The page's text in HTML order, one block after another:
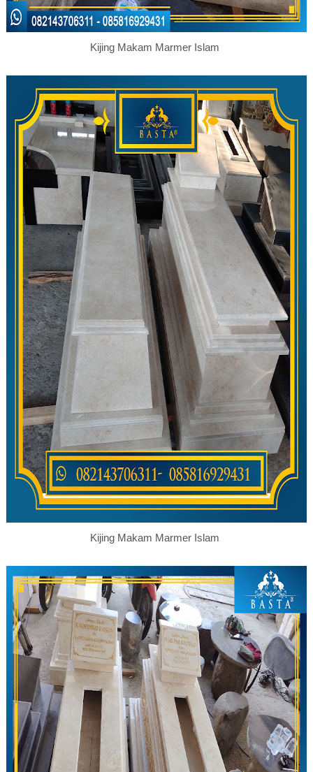
Kijing Makam Marmer Islam
Kijing Makam Marmer Islam